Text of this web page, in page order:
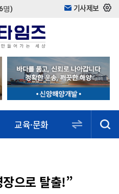
명) 기사제보
교육·문화 스포츠·건강
으로 탈출!”